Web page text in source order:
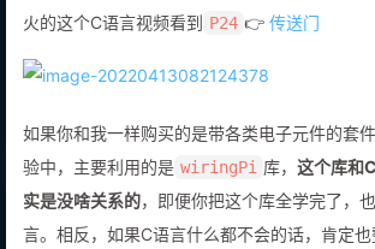
火的这个C语言视频看到 P24 👉 传送门
如果你和我一样购买的是带各类电子元件的套
验中，主要利用的是 wiringPi 库， 这个库和
实是没啥关系的，即便你把这个库全学完了，
言。相反，如果C语言什么都不会的话，肯定